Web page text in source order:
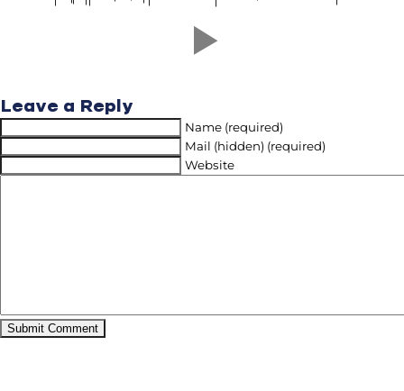
Leave a Reply
Name (required)
Mail (hidden) (required)
Website